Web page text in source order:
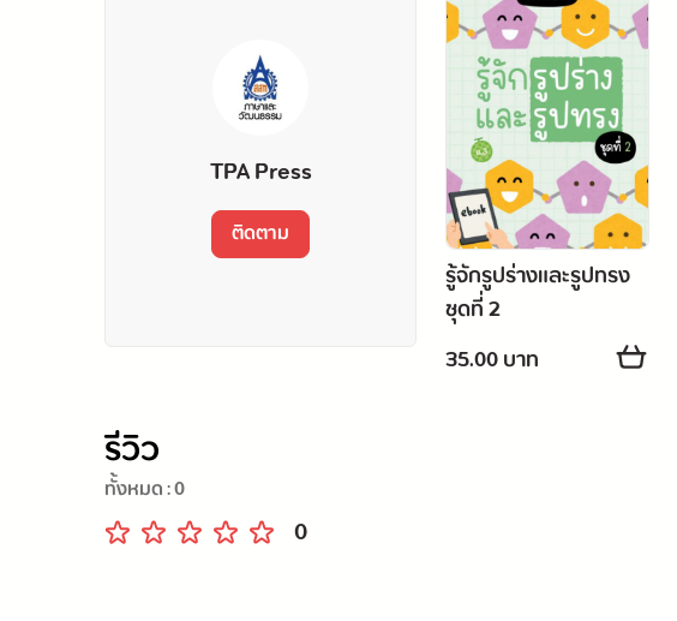
TPA Press
ติดตาม
รู้จักรูปร่างและรูปทรง
ชุดที่ 2
35.00 บาท
รีวิว
ทั้งหมด :0
0